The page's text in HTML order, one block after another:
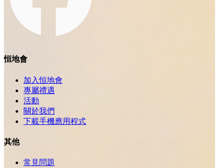
恒地會
加入恒地會
專屬禮遇
活動
關於我們
下載手機應用程式
其他
常見問題